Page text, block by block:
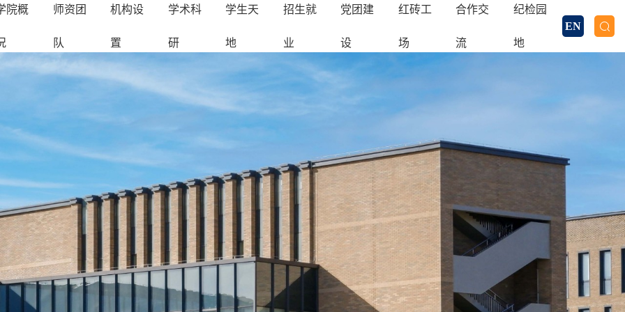
院概 师资团
队
机构设
置
学术科
研
学生天
地
招生就
业
党团建
设
红砖工
场
合作交
流
纪检园
地
EN